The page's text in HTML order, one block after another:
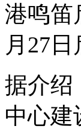
港鸣笛
月27
据介绍
中心建